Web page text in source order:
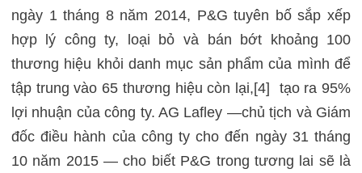
ngày 1 tháng 8 năm 2014, P&G tuyên bố sắp xếp
hợp lý công ty, loại bỏ và bán bớt khoảng 100
thương hiệu khỏi danh mục sản phẩm của mình để
tập trung vào 65 thương hiệu còn lại,[4] tạo ra 95%
lợi nhuận của công ty. AG Lafley —chủ tịch và Giám
đốc điều hành của công ty cho đến ngày 31 tháng
10 năm 2015 — cho biết P&G trong tương lai sẽ là